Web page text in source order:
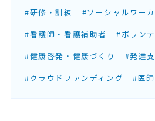
#研修・訓練
#ソーシャルワー
#看護師・看護補助者
#ボラン
#健康啓発・健康づくり
#発達
#クラウドファンディング
#医師